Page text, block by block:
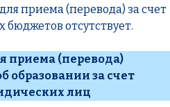
приема (перевода) за счет
отсутствует.
приема (перевода)
образовании за счет
лиц